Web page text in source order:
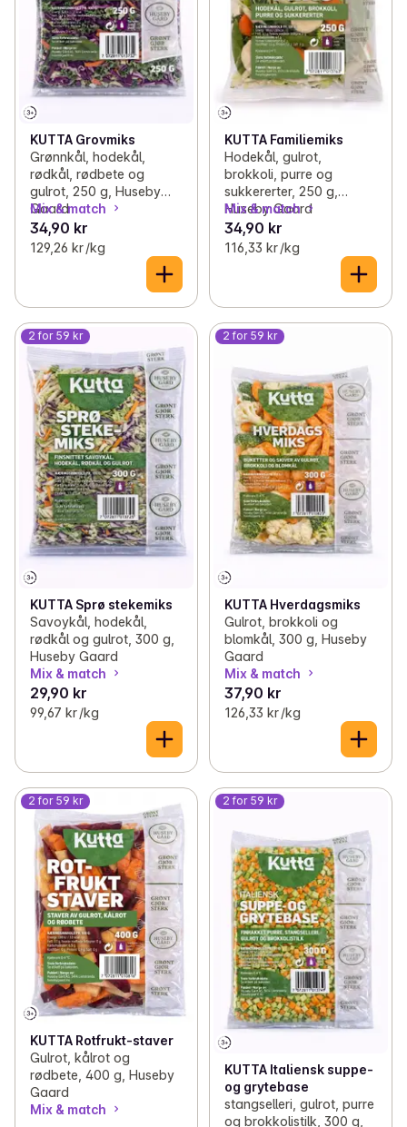
KUTTA Grovmiks
Grønnkål, hodekål,
rødkål, rødbete og
gulrot, 250 g, Huseby
Gaard
Mix & match
34,90 kr
129,26 kr /kg
KUTTA Familiemiks
Hodekål, gulrot,
brokkoli, purre og
sukkererter, 250 g,
Huseby Gaard
Mix & match
34,90 kr
116,33 kr /kg
2 for 59 kr
KUTTA Sprø stekemiks
Savoykål, hodekål,
rødkål og gulrot, 300 g,
Huseby Gaard
Mix & match
29,90 kr
99,67 kr /kg
2 for 59 kr
KUTTA Hverdagsmiks
Gulrot, brokkoli og
blomkål, 300 g, Huseby
Gaard
Mix & match
37,90 kr
126,33 kr /kg
2 for 59 kr
KUTTA Rotfrukt-staver
Gulrot, kålrot og
rødbete, 400 g, Huseby
Gaard
Mix & match
2 for 59 kr
KUTTA Italiensk suppe-
og grytebase
stangselleri, gulrot, purre
og brokkolistilk, 300 g,